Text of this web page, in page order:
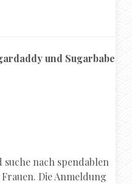
und Sugarbabe
nach spendablen
Die Anmeldung